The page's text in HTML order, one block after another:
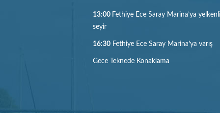
13:00 Fethiye Ece Saray Marina’ya yelkenli
seyir
16:30 Fethiye Ece Saray Marina’ya varış
Gece Teknede Konaklama